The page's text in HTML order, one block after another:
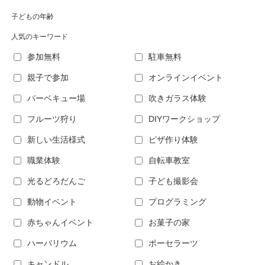
子どもの年齢
人気のキーワード
参加無料 駐車無料
親子で参加 オンラインイベント
バーベキュー場 吹きガラス体験
フルーツ狩り DIYワークショップ
新しい生活様式 ピザ作り体験
職業体験 自転車教室
光るどろだんご 子ども撮影会
動物イベント プログラミング
赤ちゃんイベント お菓子の家
ハーバリウム ポーセラーツ